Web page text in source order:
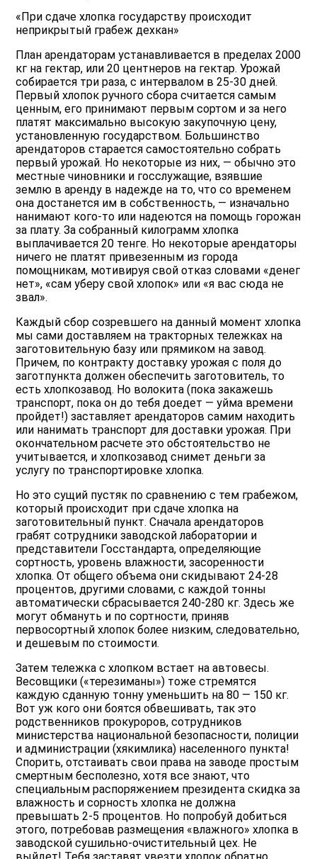
«При сдаче хлопка государству происходит
неприкрытый грабеж дехкан»
План арендаторам устанавливается в пределах 2000
кг на гектар, или 20 центнеров на гектар. Урожай
собирается три раза, с интервалом в 25-30 дней.
Первый хлопок ручного сбора считается самым
ценным, его принимают первым сортом и за него
платят максимально высокую закупочную цену,
установленную государством. Большинство
арендаторов старается самостоятельно собрать
первый урожай. Но некоторые из них, — обычно это
местные чиновники и госслужащие, взявшие
землю в аренду в надежде на то, что со временем
она достанется им в собственность, — изначально
нанимают кого-то или надеются на помощь горожан
за плату. За собранный килограмм хлопка
выплачивается 20 тенге. Но некоторые арендаторы
ничего не платят привезенным из города
помощникам, мотивируя свой отказ словами «денег
нет», «сам уберу свой хлопок» или «я вас сюда не
звал».
Каждый сбор созревшего на данный момент хлопка
мы сами доставляем на тракторных тележках на
заготовительную базу или прямиком на завод.
Причем, по контракту доставку урожая с поля до
заготпункта должен обеспечить заготовитель, то
есть хлопкозавод. Но волокита (пока закажешь
транспорт, пока он до тебя доедет — уйма времени
пройдет!) заставляет арендаторов самим находить
или нанимать транспорт для доставки урожая. При
окончательном расчете это обстоятельство не
учитывается, и хлопкозавод снимет деньги за
услугу по транспортировке хлопка.
Но это сущий пустяк по сравнению с тем грабежом,
который происходит при сдаче хлопка на
заготовительный пункт. Сначала арендаторов
грабят сотрудники заводской лаборатории и
представители Госстандарта, определяющие
сортность, уровень влажности, засоренности
хлопка. От общего объема они скидывают 24-28
процентов, другими словами, с каждой тонны
автоматически сбрасывается 240-280 кг. Здесь же
могут обмануть и по сортности, приняв
первосортный хлопок более низким, следовательно,
и дешевым по стоимости.
Затем тележка с хлопком встает на автовесы.
Весовщики («терезиманы») тоже стремятся
каждую сданную тонну уменьшить на 80 — 150 кг.
Вот уж кого они боятся обвешивать, так это
родственников прокуроров, сотрудников
министерства национальной безопасности, полиции
и администрации (хякимлика) населенного пункта!
Спорить, отстаивать свои права на заводе простым
смертным бесполезно, хотя все знают, что
специальным распоряжением президента скидка за
влажность и сорность хлопка не должна
превышать 2-5 процентов. Но попробуй добиться
этого, потребовав размещения «влажного» хлопка в
заводской сушильно-очистительный цех. Не